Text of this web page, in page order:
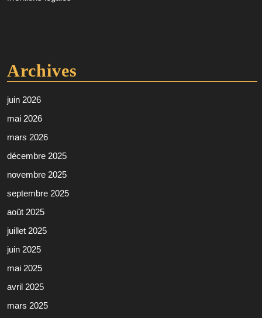
Archives
juin 2026
mai 2026
mars 2026
décembre 2025
novembre 2025
septembre 2025
août 2025
juillet 2025
juin 2025
mai 2025
avril 2025
mars 2025